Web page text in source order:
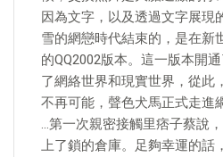
因為文字，以及透過文字展現
雪的網戀時代結束的，是在新
的QQ2002版本。這一版本開
了網絡世界和現實世界，從此
不再可能，聲色犬馬正式走進
…第一次親密接觸里痞子蔡說
上了鎖的倉庫。足夠幸運的話